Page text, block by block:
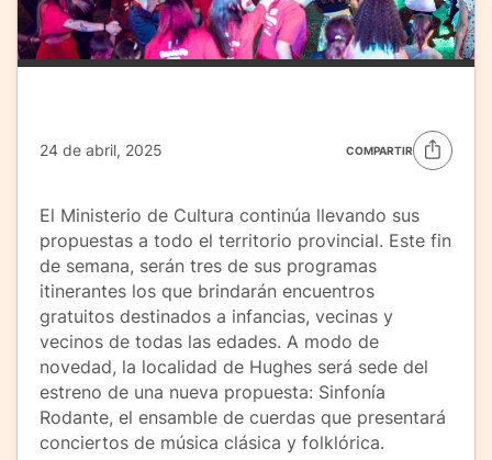
24 de abril, 2025 COMPARTIR
El Ministerio de Cultura continúa llevando sus
propuestas a todo el territorio provincial. Este fin
de semana, serán tres de sus programas
itinerantes los que brindarán encuentros
gratuitos destinados a infancias, vecinas y
vecinos de todas las edades. A modo de
novedad, la localidad de Hughes será sede del
estreno de una nueva propuesta: Sinfonía
Rodante, el ensamble de cuerdas que presentará
conciertos de música clásica y folklórica.